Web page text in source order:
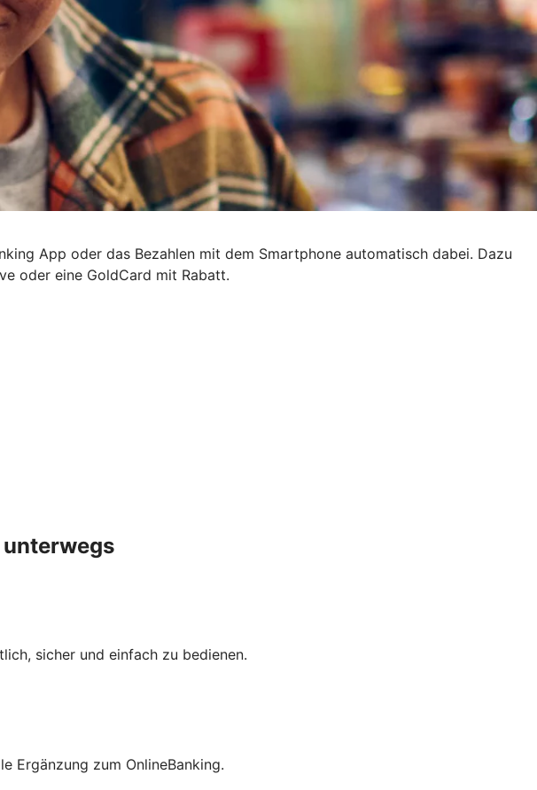
App oder das Bezahlen mit dem Smartphone automatisch dabei. Dazu
oder eine GoldCard mit Rabatt.
sicher und einfach zu bedienen.
Ergänzung zum OnlineBanking.